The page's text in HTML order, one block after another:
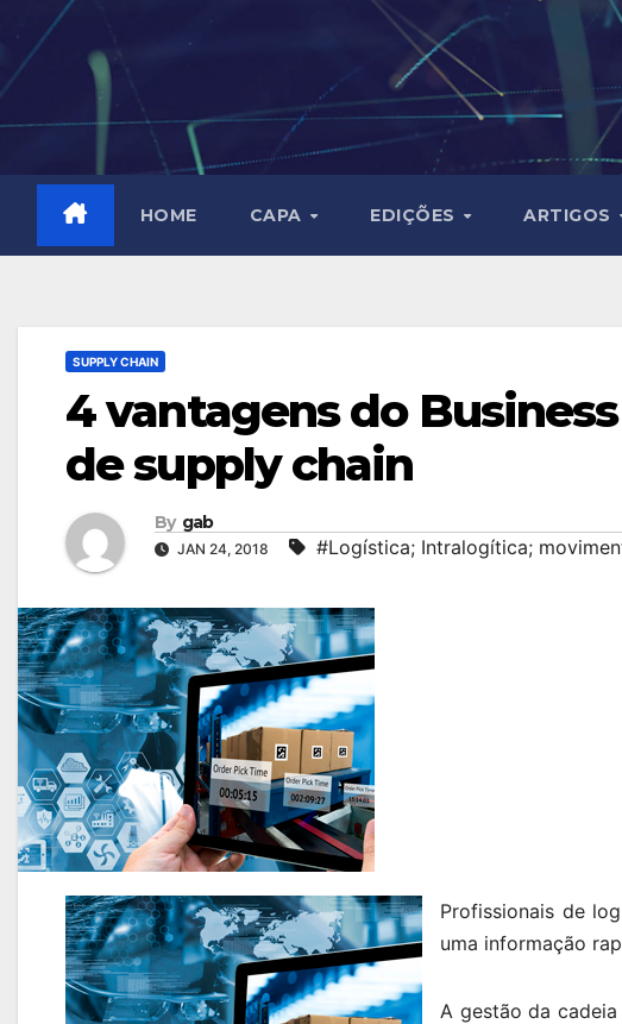
content
HOME CAPA EDIÇÕES ARTIGOS
SUPPLY CHAIN
4 vantagens do
de supply chain
By gab
JAN 24, 2018 #Logística; Intralogítica;
Profissionais de
uma informação
A gestão da